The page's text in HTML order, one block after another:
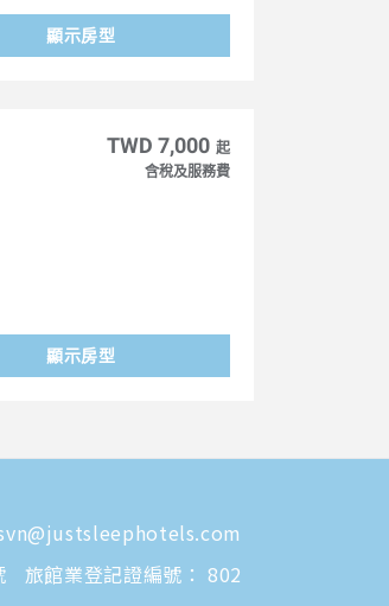
顯示房型
TWD 7,000 起
含稅及服務費
顯示房型
旅館業登記證編號： 802